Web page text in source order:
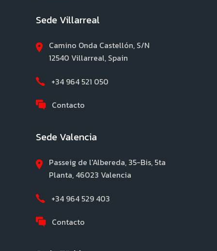
Sede Villarreal
Camino Onda Castellón, S/N
12540 Villarreal, Spain
+34 964 521 050
Contacto
Sede Valencia
Passeig de l'Albereda, 35-Bis, 5ta
Planta, 46023 Valencia
+34 964 529 403
Contacto